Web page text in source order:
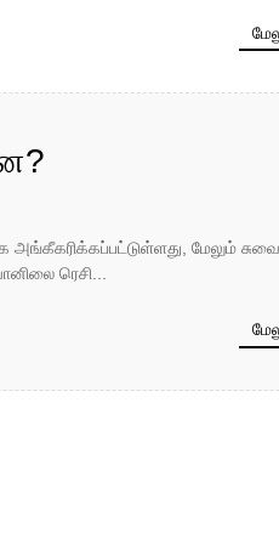
அங்கீகரிக்கப்பட்டுள்ளது, மேலும்
ரெசி...